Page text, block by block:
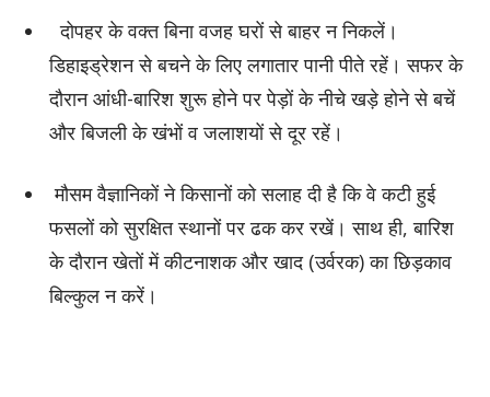
दोपहर के वक्त बिना वजह घरों से बाहर न निकलें।
डिहाइड्रेशन से बचने के लिए लगातार पानी पीते रहें। सफर के
दौरान आंधी-बारिश शुरू होने पर पेड़ों के नीचे खड़े होने से बचें
और बिजली के खंभों व जलाशयों से दूर रहें।
मौसम वैज्ञानिकों ने किसानों को सलाह दी है कि वे कटी हुई
फसलों को सुरक्षित स्थानों पर ढक कर रखें। साथ ही, बारिश
के दौरान खेतों में कीटनाशक और खाद (उर्वरक) का छिड़काव
बिल्कुल न करें।